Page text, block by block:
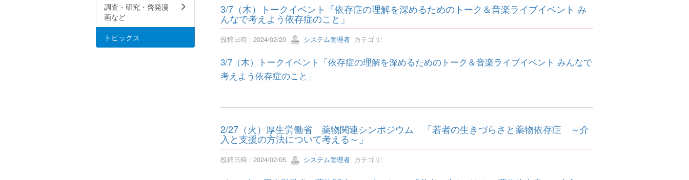
3/7（木）トークイベント「依存症の理解を深めるためのトーク＆音楽ライブイベント み
んなで考えよう依存症のこと」
投稿日時 : 2024/02/20 システム管理者カテゴリ:
3/7（木）トークイベント「依存症の理解を深めるためのトーク＆音楽ライブイベント みんなで
考えよう依存症のこと」
2/27（火）厚生労働省 薬物関連シンポジウム 「若者の生きづらさと薬物依存症 ～介
入と支援の方法について考える～」
投稿日時 : 2024/02/05 システム管理者カテゴリ:
調査・研究・啓発漫
画など
トピックス